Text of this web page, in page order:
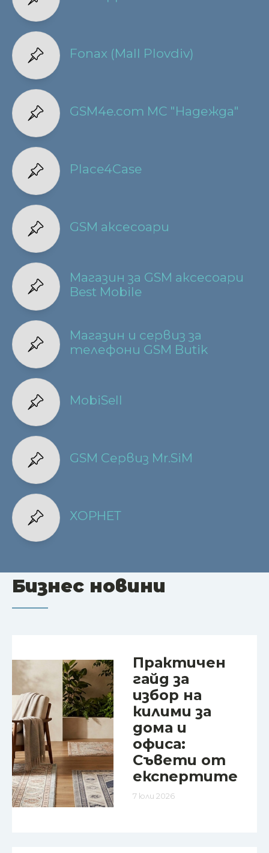
Fonax (Mall Plovdiv)
GSM4e.com МС "Надежда"
Place4Case
GSM аксесоари
Магазин за GSM аксесоари
Best Mobile
Магазин и сервиз за
телефони GSM Butik
MobiSell
GSM Сервиз Mr.SiM
ХОРНЕТ
Бизнес новини
Практичен
гайд за
избор на
килими за
дома и
офиса:
Съвети от
експертите
7 юли 2026